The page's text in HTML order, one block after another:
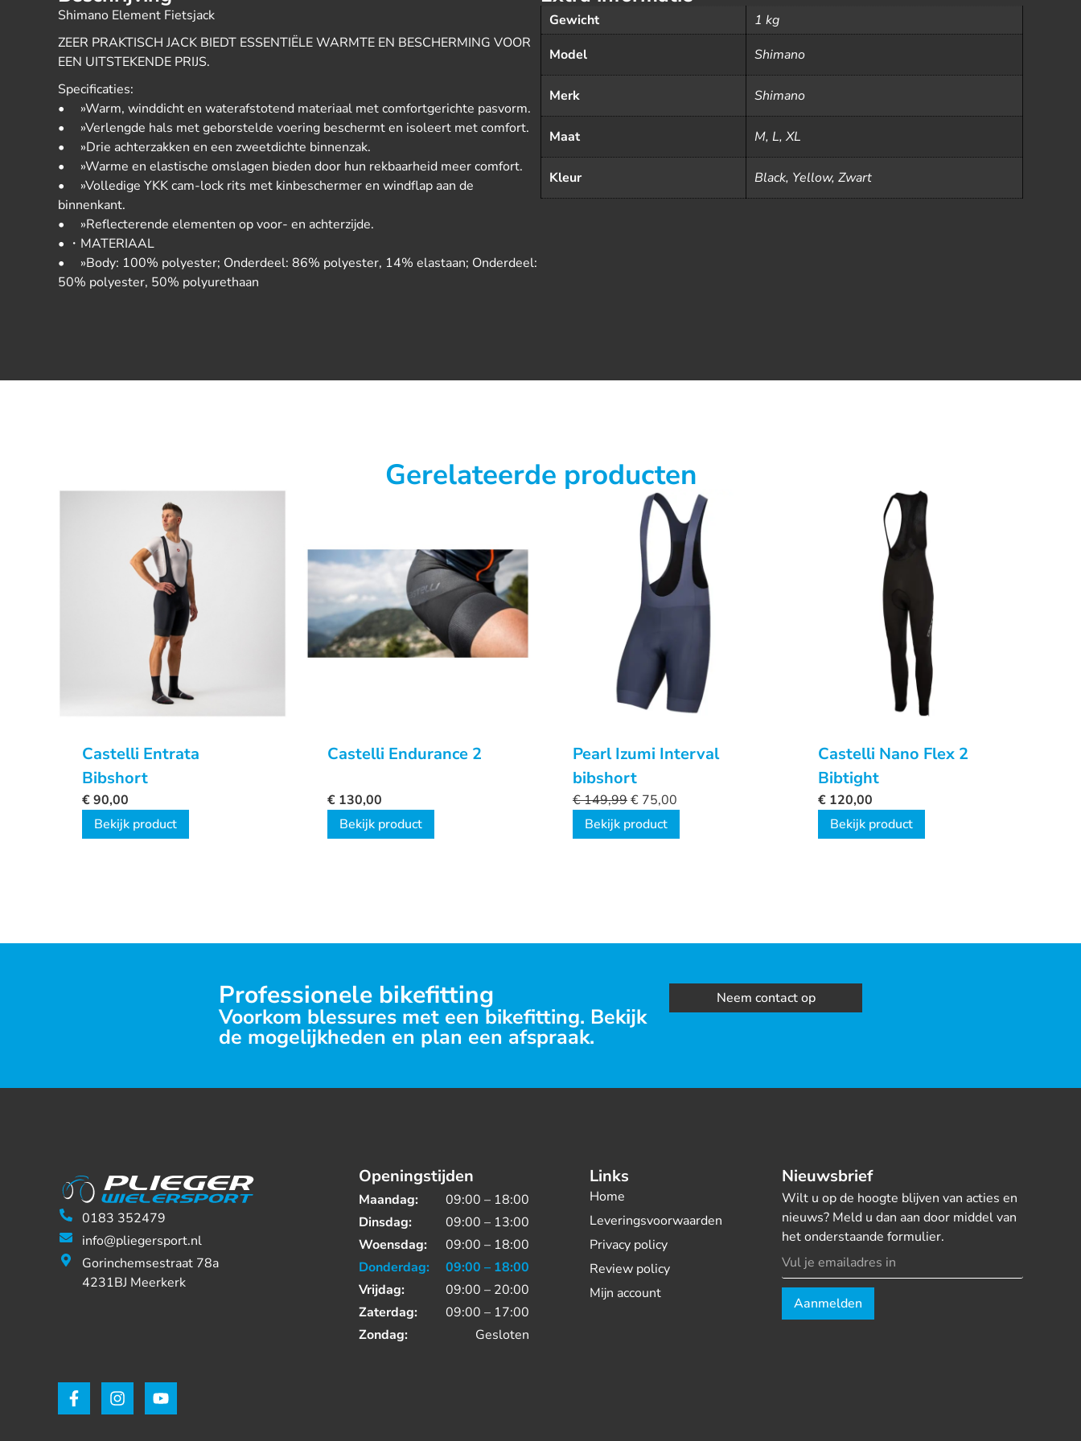
Shimano Element Fietsjack
ZEER PRAKTISCH JACK BIEDT ESSENTIËLE WARMTE EN BESCHERMING VOOR
EEN UITSTEKENDE PRIJS.
Specificaties:
• »Warm, winddicht en waterafstotend materiaal met comfortgerichte pasvorm.
• »Verlengde hals met geborstelde voering beschermt en isoleert met comfort.
• »Drie achterzakken en een zweetdichte binnenzak.
• »Warme en elastische omslagen bieden door hun rekbaarheid meer comfort.
• »Volledige YKK cam-lock rits met kinbeschermer en windflap aan de
binnenkant.
• »Reflecterende elementen op voor- en achterzijde.
• ・MATERIAAL
• »Body: 100% polyester; Onderdeel: 86% polyester, 14% elastaan; Onderdeel:
50% polyester, 50% polyurethaan
Gewicht
1 kg
Model
Shimano
Merk Shimano
Maat M, L, XL
Kleur Black, Yellow, Zwart
Gerelateerde producten
Castelli Entrata
Bibshort
€90,00
Bekijk product
Castelli Endurance 2
€ 130,00
Bekijk product
Pearl Izumi Interval
bibshort
€149,99€ 75,00
Bekijk product
Castelli Nano Flex 2
Bibtight
€ 120,00
Bekijk product
Professionele bikefitting
Voorkom blessures met een bikefitting. Bekijk
de mogelijkheden en plan een afspraak.
Neem contact op
0183 352479
info@pliegersport.nl
Gorinchemsestraat 78a
4231BJ Meerkerk
Openingstijden
Maandag:
09:00 – 18:00
Dinsdag:
09:00 – 13:00
Woensdag:
09:00 – 18:00
Donderdag:
09:00 – 18:00
Vrijdag:
09:00 – 20:00
Zaterdag:
09:00 – 17:00
Zondag:
Gesloten
Links
Home
Leveringsvoorwaarden
Privacy policy
Review policy
Mijn account
Nieuwsbrief
Wilt u op de hoogte blijven van acties en
nieuws? Meld u dan aan door middel van
het onderstaande formulier.
Aanmelden